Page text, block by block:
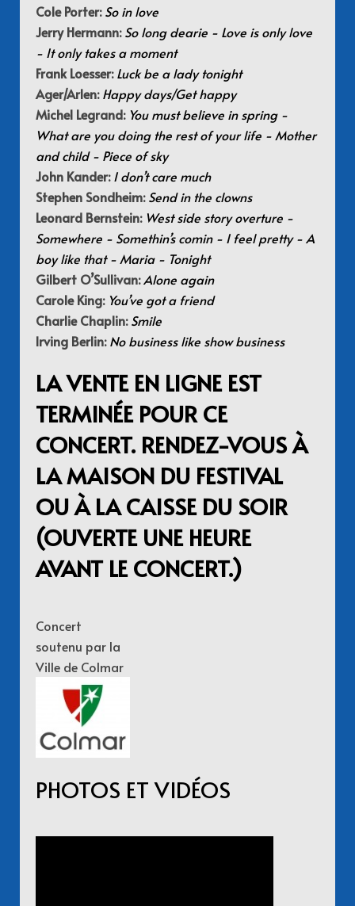
Cole Porter: So in love
Jerry Hermann: So long dearie - Love is only love
- It only takes a moment
Frank Loesser: Luck be a lady tonight
Ager/Arlen: Happy days/Get happy
Michel Legrand: You must believe in spring -
What are you doing the rest of your life - Mother
and child - Piece of sky
John Kander: I don’t care much
Stephen Sondheim: Send in the clowns
Leonard Bernstein: West side story overture -
Somewhere - Somethin’s comin - I feel pretty - A
boy like that - Maria - Tonight
Gilbert O’Sullivan:Alone again
Carole King: You’ve got a friend
Charlie Chaplin: Smile
Irving Berlin: No business like show business
LA VENTE EN LIGNE EST
TERMINÉE POUR CE
CONCERT. RENDEZ-VOUS À
LA MAISON DU FESTIVAL
OU À LA CAISSE DU SOIR
(OUVERTE UNE HEURE
AVANT LE CONCERT.)
Concert
soutenu par la
Ville de Colmar
PHOTOS ET VIDÉOS